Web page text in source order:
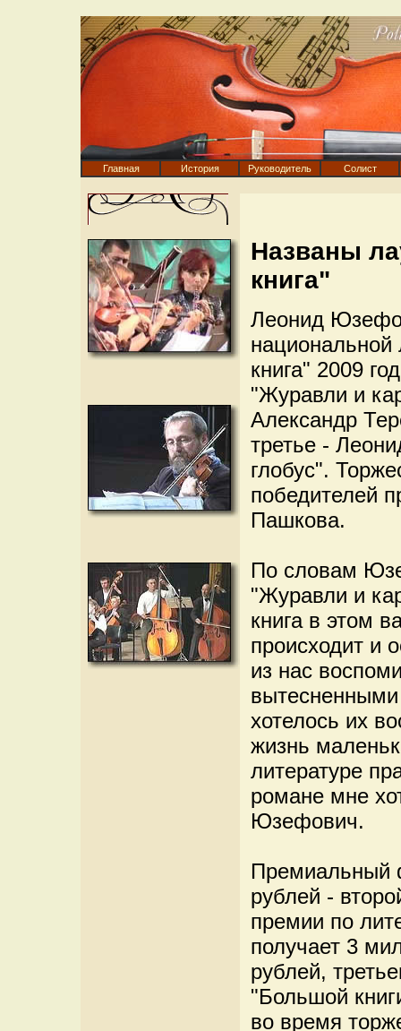
Главная История Руководитель Солист
Названы
книга"
Леонид
книга" 2009
"Журавли и
Александр
третье -
глобус".
победителей
Пашкова.
По словам
"Журавли и
книга в этом
происходит и
из нас
хотелось их
жизнь
литературе
романе мне
Юзефович.
Премиальный
рублей -
премии по
получает 3
рублей,
"Большой
во время